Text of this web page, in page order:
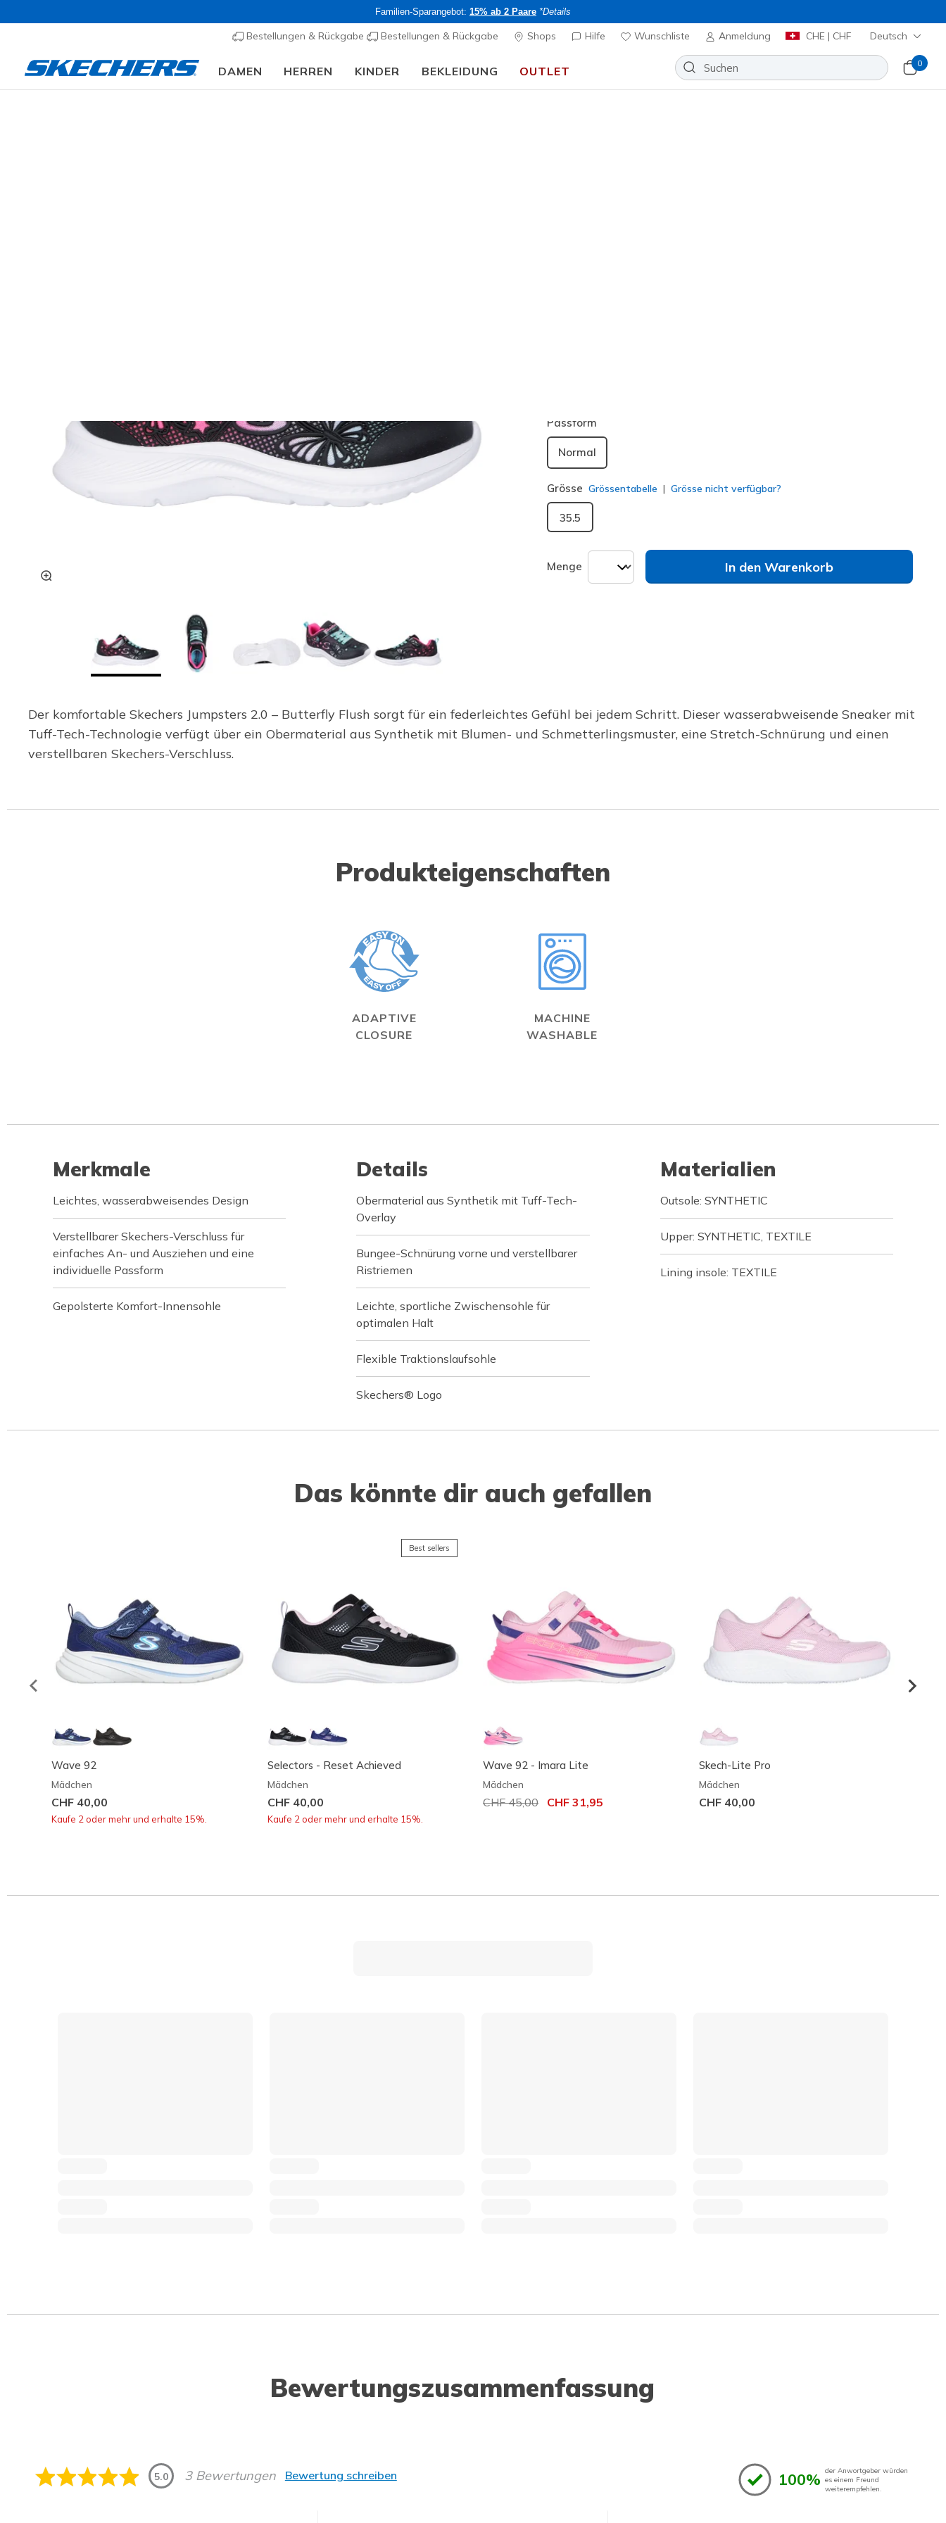
Familien-Sparangebot: 15% ab 2 Paare *Details
Bestellungen & Rückgabe Bestellungen & Rückgabe Shops Hilfe Wunschliste Anmeldung CHE | CHF Deutsch
DAMEN HERREN KINDER BEKLEIDUNG OUTLET
0
Passform
Normal
Grösse Grössentabelle Grösse nicht verfügbar?
35.5
Menge In den Warenkorb
Der komfortable Skechers Jumpsters 2.0 – Butterfly Flush sorgt für ein federleichtes Gefühl bei jedem Schritt. Dieser wasserabweisende Sneaker mit
Tuff-Tech-Technologie verfügt über ein Obermaterial aus Synthetik mit Blumen- und Schmetterlingsmuster, eine Stretch-Schnürung und einen
verstellbaren Skechers-Verschluss.
Produkteigenschaften
ADAPTIVE
CLOSURE
MACHINE
WASHABLE
Merkmale
Leichtes, wasserabweisendes Design
Verstellbarer Skechers-Verschluss für
einfaches An- und Ausziehen und eine
individuelle Passform
Gepolsterte Komfort-Innensohle
Details
Obermaterial aus Synthetik mit Tuff-Tech-
Overlay
Bungee-Schnürung vorne und verstellbarer
Ristriemen
Leichte, sportliche Zwischensohle für
optimalen Halt
Flexible Traktionslaufsohle
Skechers® Logo
Materialien
Outsole: SYNTHETIC
Upper: SYNTHETIC, TEXTILE
Lining insole: TEXTILE
Das könnte dir auch gefallen
Wave 92
Mädchen
CHF 40,00
Kaufe 2 oder mehr und erhalte 15%.
Best sellers
Selectors - Reset Achieved
Mädchen
CHF 40,00
Kaufe 2 oder mehr und erhalte 15%.
Wave 92 - Imara Lite
Mädchen
Reduziert von
CHF 45,00 auf
CHF 31,95
Skech-Lite Pro
Mädchen
CHF 40,00
Bewertungszusammenfassung
5.0 3 Bewertungen Bewertung schreiben 100% der Anwortgeber würden
es einem Freund
weiterempfehlen.